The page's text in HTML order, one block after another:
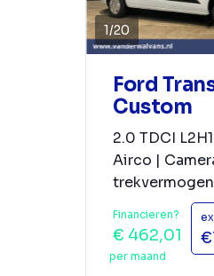
1/20
Ford
Custom
2.0 TDCI
Airco |
Financieren?
€ 462,01
per maand